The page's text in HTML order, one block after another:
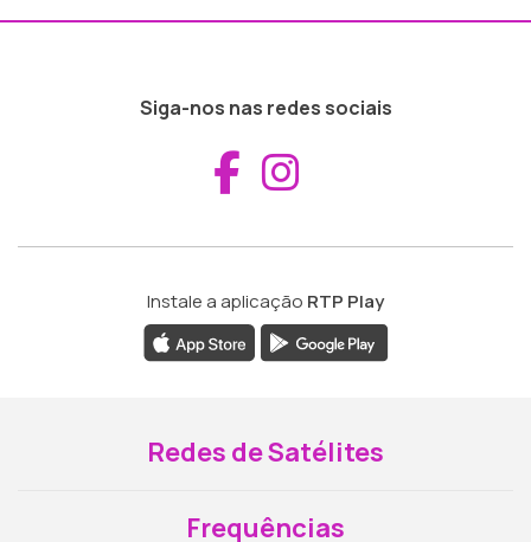
Siga-nos nas redes sociais
Aceder ao
Instale a aplicação RTP Play
Redes de Satélites
Frequências